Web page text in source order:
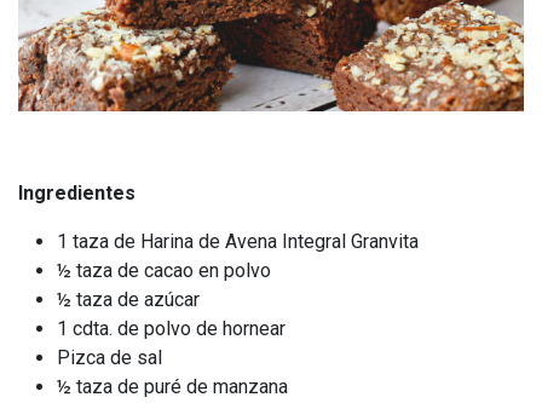
Ingredientes
1 taza de Harina de Avena Integral Granvita
½ taza de cacao en polvo
½ taza de azúcar
1 cdta. de polvo de hornear
Pizca de sal
½ taza de puré de manzana